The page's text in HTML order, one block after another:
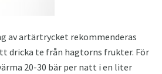
av artärtrycket rekommenderas
dricka te från hagtorns frukter. För
20-30 bär per natt i en liter